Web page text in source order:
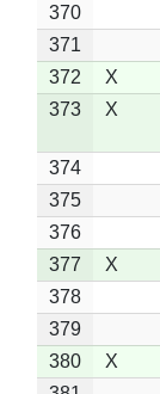
370
371
372
X
373
X
374
375
376
377
X
378
379
380
X